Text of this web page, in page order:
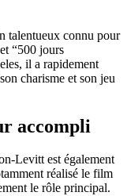
talentueux connu pour
“500 jours
il a rapidement
charisme et son jeu
accompli
Levitt est également
réalisé le film
le rôle principal.